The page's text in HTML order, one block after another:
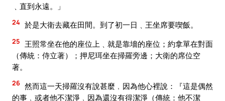
﹑直到永遠。」
24 於是大衛去藏在田間。到了初一日﹑王坐席要喫飯。
25 王照常坐在他的座位上﹑就是靠墻的座位；約拿單在對面
（傳統：侍立著）；押尼珥坐在掃羅旁邊；大衛的席位空
著。
26 然而這一天掃羅沒有說甚麼﹐因為他心裡說：『這是偶然
的事﹐或者他不潔淨﹐因為還沒有得潔淨（傳統：他不潔